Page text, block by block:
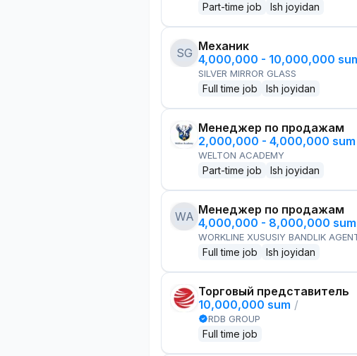
Part-time job Ish joyidan
SG Механик
4,000,000 - 10,000,000
SILVER MIRROR GLASS
Full time job Ish joyidan
Менеджер по продажам
2,000,000 - 4,000,000 sum
WELTON ACADEMY
Part-time job Ish joyidan
WA Менеджер по продажам
4,000,000 - 8,000,000 sum
WORKLINE XUSUSIY BANDLIK
Full time job Ish joyidan
Торговый представитель
10,000,000 sum /
RDB GROUP
Full time job